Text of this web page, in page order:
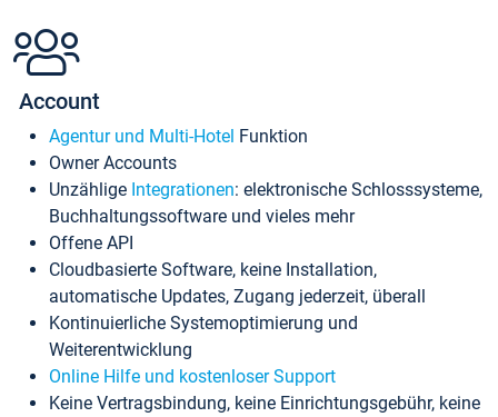
Account
Agentur und Multi-Hotel Funktion
Owner Accounts
Unzählige Integrationen: elektronische Schlosssysteme,
Buchhaltungssoftware und vieles mehr
Offene API
Cloudbasierte Software, keine Installation,
automatische Updates, Zugang jederzeit, überall
Kontinuierliche Systemoptimierung und
Weiterentwicklung
Online Hilfe und kostenloser Support
Keine Vertragsbindung, keine Einrichtungsgebühr, keine